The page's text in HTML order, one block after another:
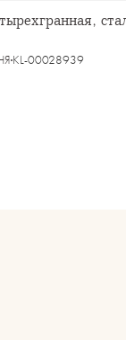
KL-00028939